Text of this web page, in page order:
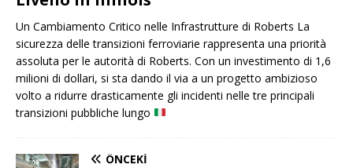
Un Cambiamento Critico nelle Infrastrutture di Roberts La
sicurezza delle transizioni ferroviarie rappresenta una priorità
assoluta per le autorità di Roberts. Con un investimento di 1,6
milioni di dollari, si sta dando il via a un progetto ambizioso
volto a ridurre drasticamente gli incidenti nelle tre principali
transizioni pubbliche lungo
ÖNCEKI